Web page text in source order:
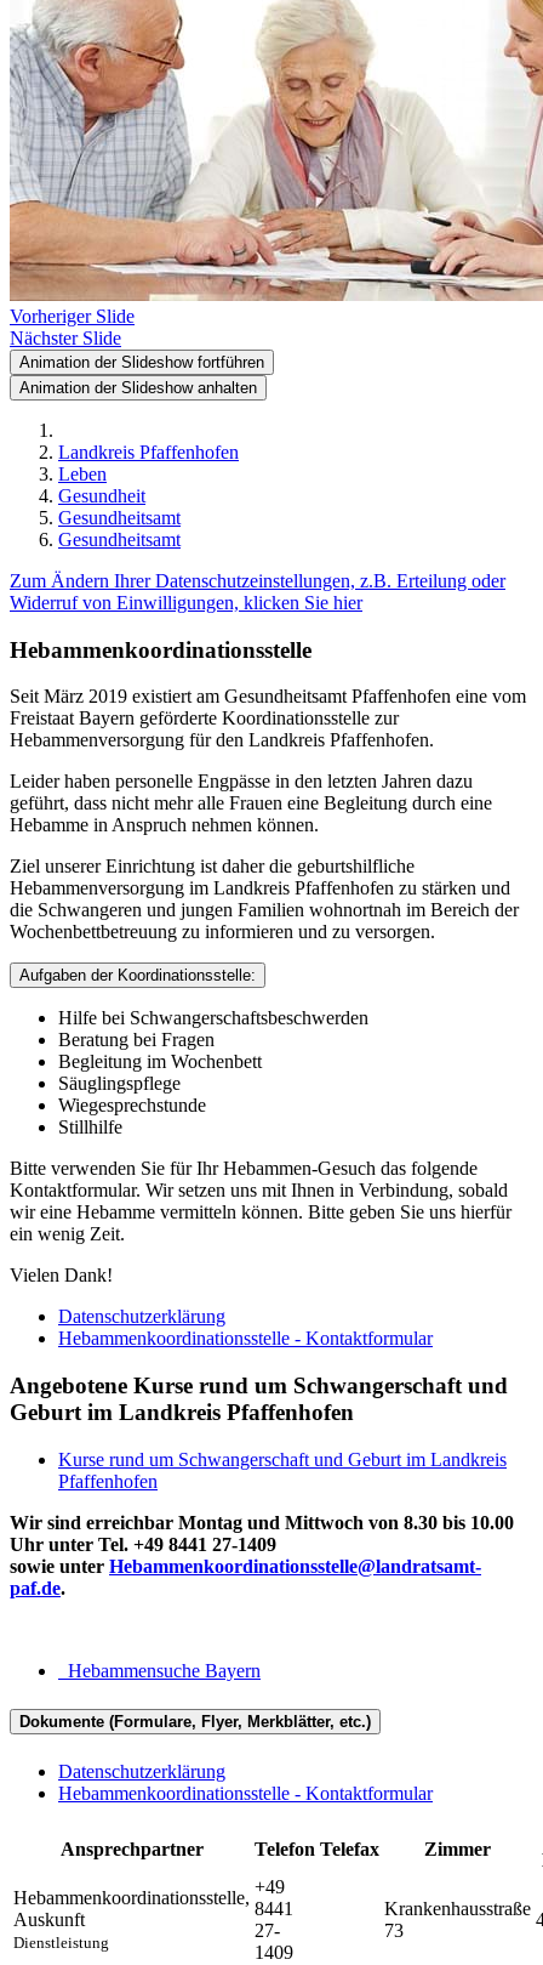
Vorheriger Slide
Nächster Slide
Animation der Slideshow fortführen
Animation der Slideshow anhalten
Landkreis Pfaffenhofen
Leben
Gesundheit
Gesundheitsamt
Gesundheitsamt
Zum Ändern Ihrer Datenschutzeinstellungen, z.B. Erteilung oder
Widerruf von Einwilligungen, klicken Sie hier
Hebammenkoordinationsstelle
Seit März 2019 existiert am Gesundheitsamt Pfaffenhofen eine vom
Freistaat Bayern geförderte Koordinationsstelle zur
Hebammenversorgung für den Landkreis Pfaffenhofen.
Leider haben personelle Engpässe in den letzten Jahren dazu
geführt, dass nicht mehr alle Frauen eine Begleitung durch eine
Hebamme in Anspruch nehmen können.
Ziel unserer Einrichtung ist daher die geburtshilfliche
Hebammenversorgung im Landkreis Pfaffenhofen zu stärken und
die Schwangeren und jungen Familien wohnortnah im Bereich der
Wochenbettbetreuung zu informieren und zu versorgen.
Aufgaben der Koordinationsstelle:
Hilfe bei Schwangerschaftsbeschwerden
Beratung bei Fragen
Begleitung im Wochenbett
Säuglingspflege
Wiegesprechstunde
Stillhilfe
Bitte verwenden Sie für Ihr Hebammen-Gesuch das folgende
Kontaktformular. Wir setzen uns mit Ihnen in Verbindung, sobald
wir eine Hebamme vermitteln können. Bitte geben Sie uns hierfür
ein wenig Zeit.
Vielen Dank!
Datenschutzerklärung
Hebammenkoordinationsstelle - Kontaktformular
Angebotene Kurse rund um Schwangerschaft und
Geburt im Landkreis Pfaffenhofen
Kurse rund um Schwangerschaft und Geburt im Landkreis
Pfaffenhofen
Wir sind erreichbar Montag und Mittwoch von 8.30 bis 10.00
Uhr unter Tel. +49 8441 27-1409
sowie unter Hebammenkoordinationsstelle@landratsamt-
paf.de.
Hebammensuche Bayern
Dokumente (Formulare, Flyer, Merkblätter, etc.)
Datenschutzerklärung
Hebammenkoordinationsstelle - Kontaktformular
Ansprechpartner Telefon Telefax Zimmer
Hebammenkoordinationsstelle,
Auskunft
Dienstleistung
+49
8441
27-
1409
Krankenhausstraße
73